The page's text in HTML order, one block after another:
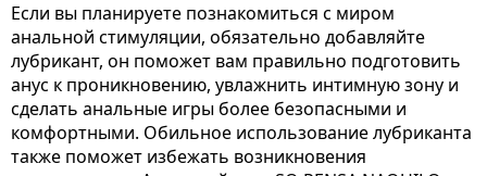
Если вы планируете познакомиться с миром
анальной стимуляции, обязательно добавляйте
лубрикант, он поможет вам правильно подготовить
анус к проникновению, увлажнить интимную зону и
сделать анальные игры более безопасными и
комфортными. Обильное использование лубриканта
также поможет избежать возникновения